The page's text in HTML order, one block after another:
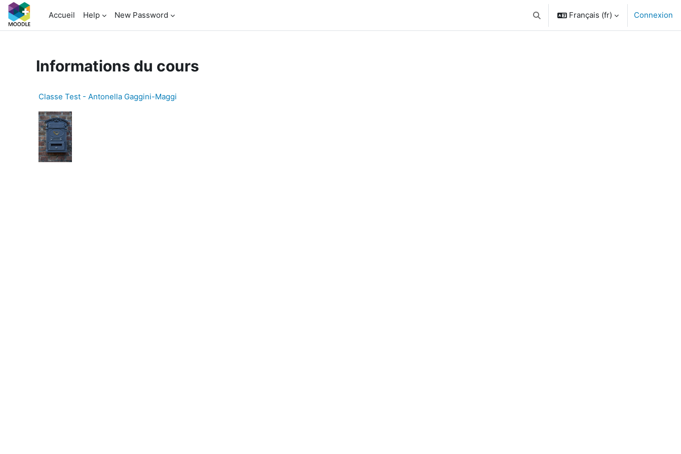
Passer au contenu principal
Accueil
Help New Password Activer/désactiver la saisie de recherche
Français ‎(fr)‎ Connexion
Informations du cours
Classe Test - Antonella Gaggini-Maggi